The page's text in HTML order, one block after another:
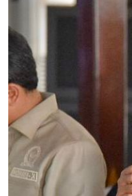
Sekda Boyolali: Sudah Kami
Anggarannya
Haedar Nashir Ingatkan
Nasyiatul Aisyiyah Utamakan
Persaudaraan
Muktamar Nasyiatul
Formatur Periode 2026-2030
Cari
untuk: